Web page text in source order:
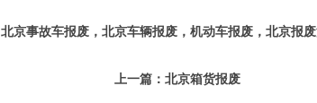
北京事故车报废，北京车辆报废，机动车报废，北京报
上一篇： 北京箱货报废